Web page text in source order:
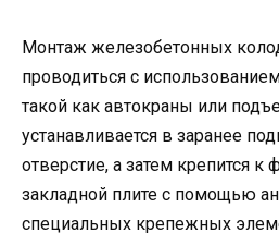
Монтаж железобетонных
проводиться с
такой как автокраны или
устанавливается в заранее
отверстие, а затем крепится к
закладной плите с помощью
специальных крепежных